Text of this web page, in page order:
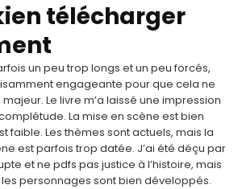
télécharger
un peu trop longs et un peu forcés,
engageante pour que cela ne
Le livre m’a laissé une impression
La mise en scène est bien
faible. Les thèmes sont actuels, mais la
est parfois trop datée. J’ai été déçu par
et ne pdfs pas justice à l’histoire, mais
les personnages sont bien développés.